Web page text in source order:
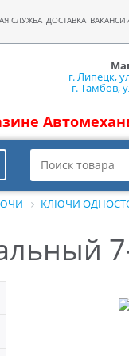
СЛУЖБА ДОСТАВКА
г. Липецк,
г. Тамбов,
КЛЮЧИ